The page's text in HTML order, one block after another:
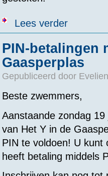
Lees verderover
PIN-betalingen
Gaasperplas
Gepubliceerd door
Beste zwemmers,
Aanstaande zondag
van Het Y in de
PIN te voldoen! U kunt
heeft betaling middels